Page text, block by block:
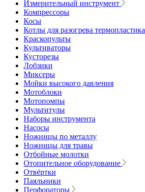
Измерительный инструмент
Компрессоры
Косы
Котлы для разогрева термопластика
Краскопульты
Культиваторы
Кусторезы
Лобзики
Миксеры
Мойки высокого давления
Мотоблоки
Мотопомпы
Мультитулы
Наборы инструмента
Насосы
Ножницы по металлу
Ножницы для травы
Отбойные молотки
Отопительное оборудование
Отвёртки
Паяльники
Перфораторы